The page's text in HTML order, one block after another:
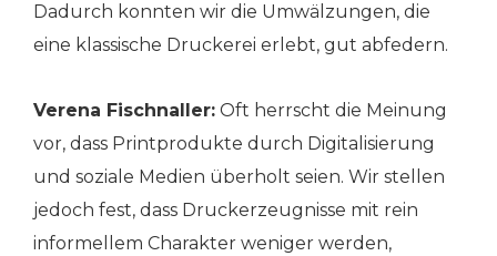
Dadurch konnten wir die Umwälzungen, die
eine klassische Druckerei erlebt, gut abfedern.
Verena Fischnaller: Oft herrscht die Meinung
vor, dass Printprodukte durch Digitalisierung
und soziale Medien überholt seien. Wir stellen
jedoch fest, dass Druckerzeugnisse mit rein
informellem Charakter weniger werden,